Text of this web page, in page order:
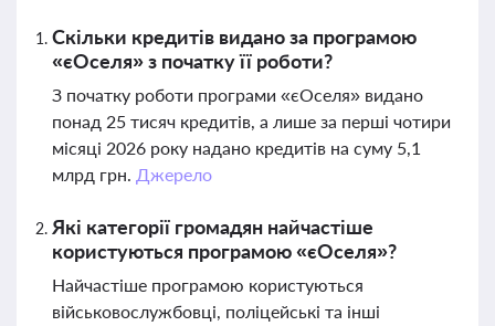
Скільки кредитів видано за програмою
«єОселя» з початку її роботи?
З початку роботи програми «єОселя» видано
понад 25 тисяч кредитів, а лише за перші чотири
місяці 2026 року надано кредитів на суму 5,1
млрд грн. Джерело
Які категорії громадян найчастіше
користуються програмою «єОселя»?
Найчастіше програмою користуються
військовослужбовці, поліцейські та інші